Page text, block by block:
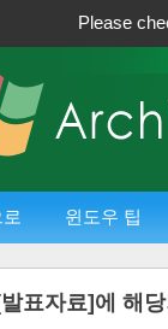
Please
윈도우 팁
발표자료]에 해